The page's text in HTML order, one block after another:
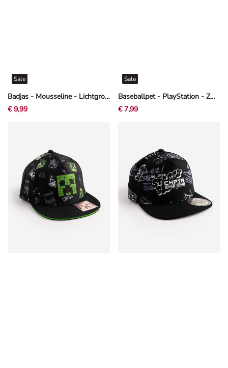
Badjas - Mousseline - Lichtgroen
Sale
€ 9,99
Baseballpet - PlayStation - Zwart
Sale
€ 7,99